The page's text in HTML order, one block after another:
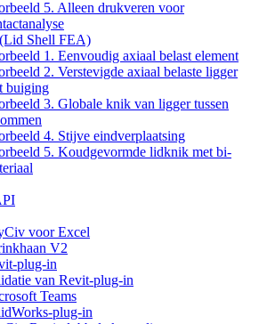
5. Alleen drukveren voor
Shell FEA)
1. Eenvoudig axiaal belast element
2. Verstevigde axiaal belaste ligger
buiging
3. Globale knik van ligger tussen
4. Stijve eindverplaatsing
5. Koudgevormde lidknik met bi-
voor Excel
V2
plug-in
van Revit-plug-in
Teams
plug-in